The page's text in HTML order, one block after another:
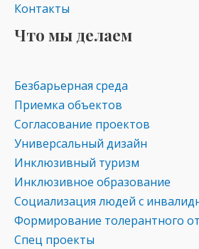
Контакты
Что мы делаем
Безбарьерная среда
Приемка объектов
Согласование проектов
Универсальный дизайн
Инклюзивный туризм
Инклюзивное образование
Социализация людей с
Формирование толерантного
Спец проекты